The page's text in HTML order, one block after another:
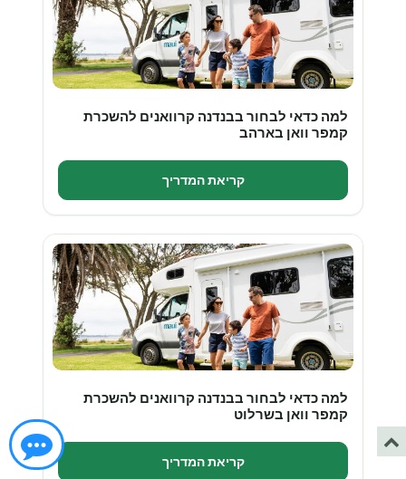
למה כדאי לבחור בבנדנה קרוואנים להשכרת
קמפר וואן בארהב
קריאת המדריך
למה כדאי לבחור בבנדנה קרוואנים להשכרת
קמפר וואן בשרלוט
קריאת המדריך